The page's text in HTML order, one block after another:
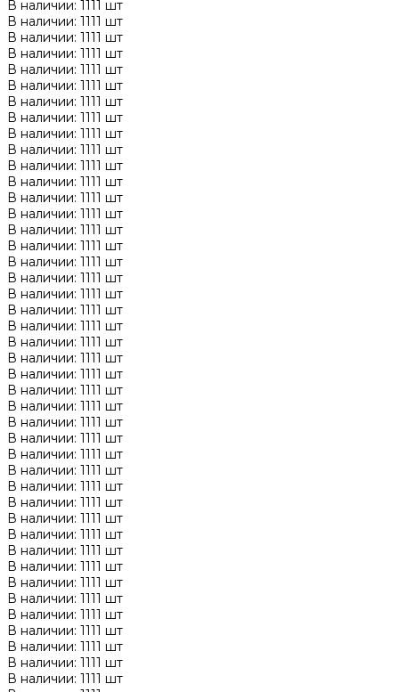
В наличии: 1111 шт
В наличии: 1111 шт
В наличии: 1111 шт
В наличии: 1111 шт
В наличии: 1111 шт
В наличии: 1111 шт
В наличии: 1111 шт
В наличии: 1111 шт
В наличии: 1111 шт
В наличии: 1111 шт
В наличии: 1111 шт
В наличии: 1111 шт
В наличии: 1111 шт
В наличии: 1111 шт
В наличии: 1111 шт
В наличии: 1111 шт
В наличии: 1111 шт
В наличии: 1111 шт
В наличии: 1111 шт
В наличии: 1111 шт
В наличии: 1111 шт
В наличии: 1111 шт
В наличии: 1111 шт
В наличии: 1111 шт
В наличии: 1111 шт
В наличии: 1111 шт
В наличии: 1111 шт
В наличии: 1111 шт
В наличии: 1111 шт
В наличии: 1111 шт
В наличии: 1111 шт
В наличии: 1111 шт
В наличии: 1111 шт
В наличии: 1111 шт
В наличии: 1111 шт
В наличии: 1111 шт
В наличии: 1111 шт
В наличии: 1111 шт
В наличии: 1111 шт
В наличии: 1111 шт
В наличии: 1111 шт
В наличии: 1111 шт
В наличии: 1111 шт